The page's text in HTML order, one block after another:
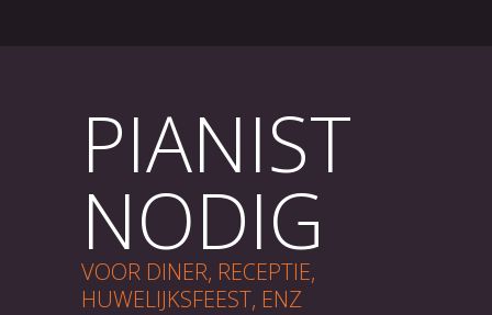
PIANIST
NODIG
VOOR DINER, RECEPTIE,
HUWELIJKSFEEST, ENZ